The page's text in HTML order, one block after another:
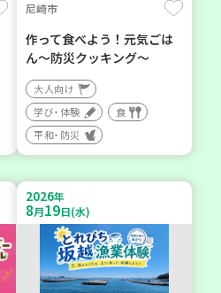
尼崎市
作って食べよう！元気ごは
ん～防災クッキング～
大人向け
学び・体験
食
平和・防災
2026年
8月19日(水)